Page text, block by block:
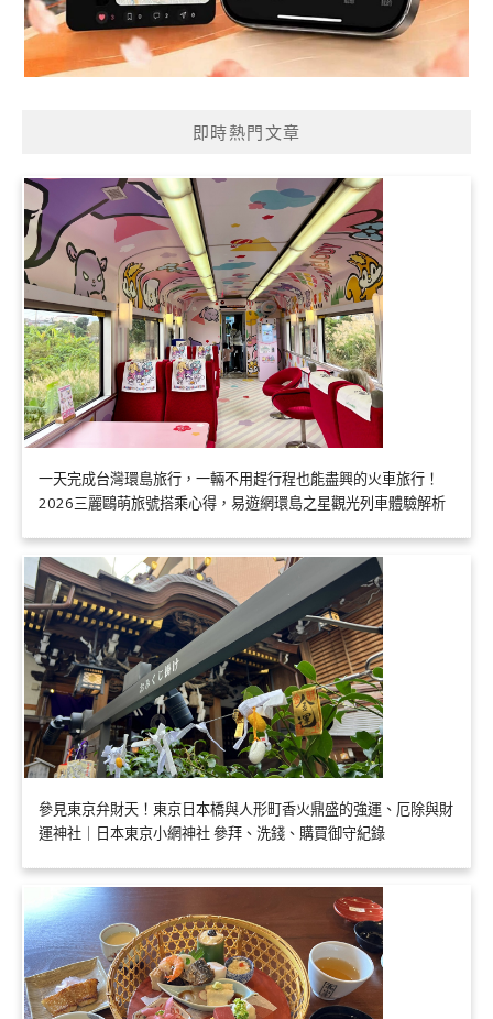
即時熱門文章
一天完成台灣環島旅行，一輛不用趕行程也能盡興的火車旅行！
2026三麗鷗萌旅號搭乘心得，易遊網環島之星觀光列車體驗解析
參見東京弁財天！東京日本橋與人形町香火鼎盛的強運、厄除與財
運神社｜日本東京小網神社 參拜、洗錢、購買御守紀錄